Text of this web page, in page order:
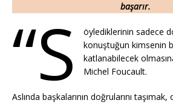
başarır.
“S
öylediklerinin sadece
konuştuğun kimsenin
katlanabilecek
Michel Foucault.
Aslında başkalarının doğrularını